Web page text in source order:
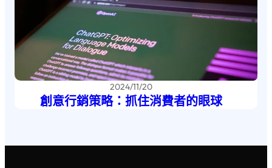
2024/11/20
創意行銷策略：抓住消費者的眼球